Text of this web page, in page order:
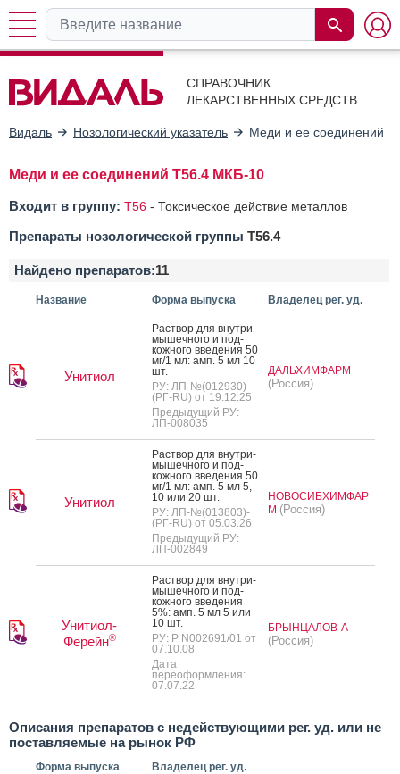
СПРАВОЧНИК
ЛЕКАРСТВЕННЫХ СРЕДСТВ
Видаль Нозологический указатель Меди и ее соединений
Меди и ее соединений T56.4 МКБ-10
Входит в группу: T56 - Токсическое действие металлов
Препараты нозологической группы T56.4
Найдено препаратов:11
Название Форма выпуска Владелец рег. уд.
Унитиол
Рас­твор для внут­ри­
мышеч­но­го и под­
кожно­го вве­дения 50
мг/1 мл: амп. 5 мл 10
шт.
РУ: ЛП-№(012930)-
(РГ-RU) от 19.12.25
Предыдущий РУ:
ЛП-008035
ДАЛЬХИМФАРМ
(Россия)
Унитиол
Рас­твор для внут­ри­
мышеч­но­го и под­
кожно­го вве­дения 50
мг/1 мл: амп. 5 мл 5,
10 или 20 шт.
РУ: ЛП-№(013803)-
(РГ-RU) от 05.03.26
Предыдущий РУ:
ЛП-002849
НОВОСИБХИМФАР
М (Россия)
Унитиол-
Ферейн®
Рас­твор для внут­ри­
мышеч­но­го и под­
кожно­го вве­дения
5%: амп. 5 мл 5 или
10 шт.
РУ: Р N002691/01 от
07.10.08
Дата
переоформления:
07.07.22
БРЫНЦАЛОВ-А
(Россия)
Описания препаратов с недействующими рег. уд. или не
поставляемые на рынок РФ
Форма выпуска Владелец рег. уд.